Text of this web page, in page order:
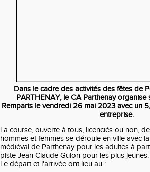
Dans le cadre des activités des fêtes de
PARTHENAY, le CA Parthenay organise
Remparts le vendredi 26 mai 2023 avec un
entreprise.
La course, ouverte à tous, licenciés ou non,
hommes et femmes se déroule en ville avec
médiéval de Parthenay pour les adultes à
piste Jean Claude Guion pour les plus jeunes.
Le départ et l'arrivée ont lieu au :